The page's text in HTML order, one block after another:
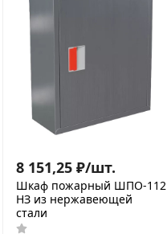
8 151,25 ₽/шт.
Шкаф пожарный ШПО-112
НЗ из нержавеющей
стали